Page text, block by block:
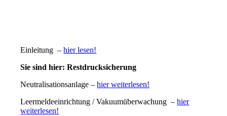
Einleitung –hier lesen!
Sie sind hier: Restdrucksicherung
Neutralisationsanlage –hier weiterlesen!
Leermeldeeinrichtung / Vakuumüberwachung –hier
weiterlesen!